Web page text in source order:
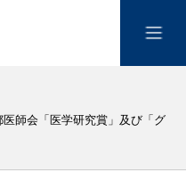
師会「医学研究賞」及び「グ